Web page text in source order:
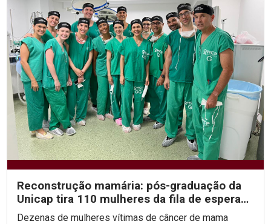
Reconstrução mamária: pós-graduação da
Unicap tira 110 mulheres da fila de espera
do SUS
Dezenas de mulheres vítimas de câncer de mama